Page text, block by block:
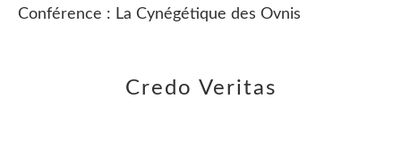
Conférence : La Cynégétique des Ovnis
Credo Veritas